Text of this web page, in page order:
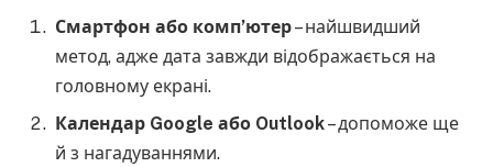
Смартфон або комп’ютер– найшвидший
метод, адже дата завжди відображається на
головному екрані.
Календар Google або Outlook– допоможе ще
й з нагадуваннями.